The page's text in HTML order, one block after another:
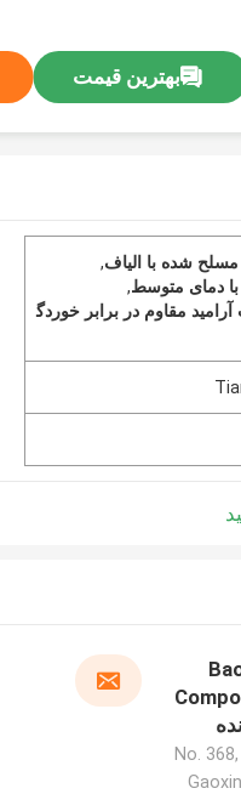
بهترین قیمت
مسلح شده با الیاف,
با دمای متوسط,
آرامید مقاوم در برابر خوردگ
No.